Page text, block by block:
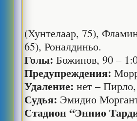
(Хунтелаар, 75),
65), Роналдиньо.
Голы:Божинов, 90 –
Предупреждения:
Удаление:нет –
Судья: Эмидио
Стадион “Эннио